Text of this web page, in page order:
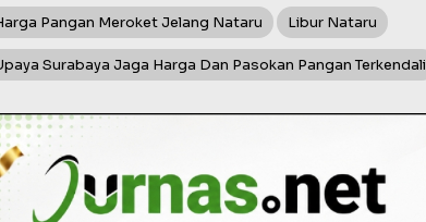
Pangan Meroket Jelang Nataru Libur Nataru
Surabaya Jaga Harga Dan Pasokan Pangan Terkendali